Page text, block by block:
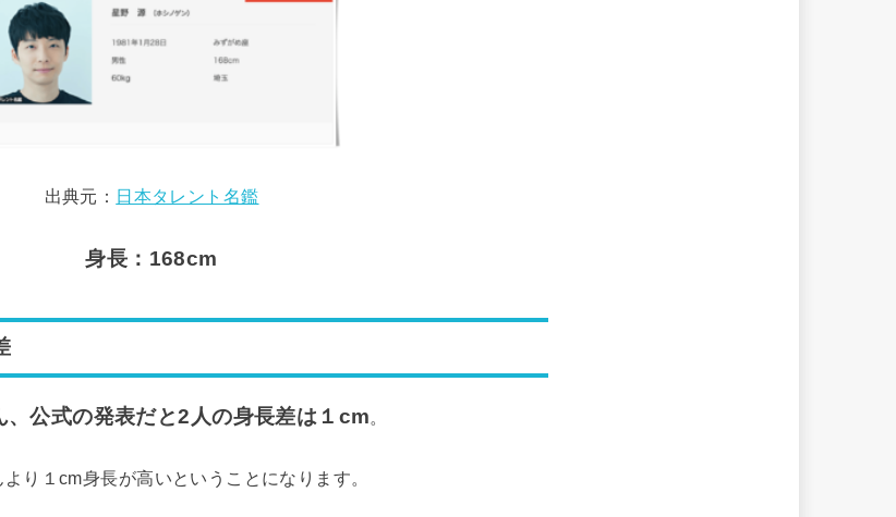
出典元： 日本タレント名鑑
身長：168cm
、公式の発表だと2人の身長差は１cm。
り１cm身長が高いということになります。